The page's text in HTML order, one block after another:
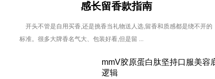
感长留香款指南
开头不管是自用买香,还是挑香当礼物送人选,留香和质感都是绕不开的
标准。很多大牌香名气大、包装好看,但是留 ...
mmV胶原蛋白肽坚持口服美容
逻辑